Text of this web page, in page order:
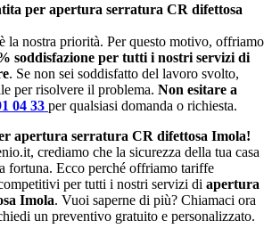
per apertura serratura CR difettosa
la nostra priorità. Per questo motivo, offriamo
soddisfazione per tutti i nostri servizi di
. Se non sei soddisfatto del lavoro svolto,
per risolvere il problema. Non esitare a
04 33 per qualsiasi domanda o richiesta.
apertura serratura CR difettosa Imola!
crediamo che la sicurezza della tua casa
fortuna. Ecco perché offriamo tariffe
per tutti i nostri servizi di apertura
Imola. Vuoi saperne di più? Chiamaci ora
un preventivo gratuito e personalizzato.